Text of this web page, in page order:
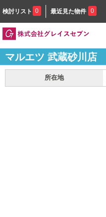
検討リスト 0 最近見た物件 0
マルエツ 武蔵砂川店
所在地